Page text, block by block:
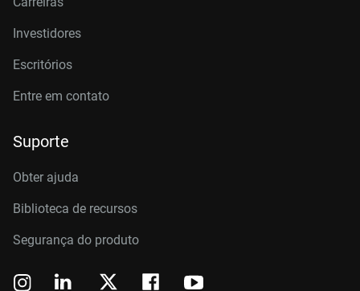
Investidores
Escritórios
Entre em contato
Suporte
Obter ajuda
Biblioteca de recursos
Segurança do produto